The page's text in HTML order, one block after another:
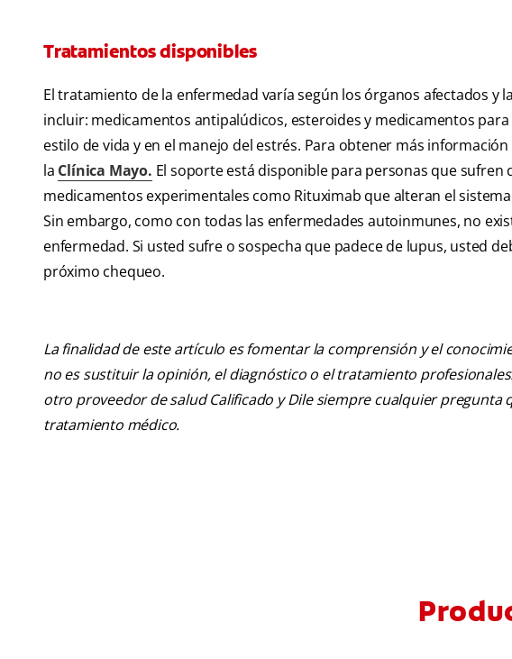
Tratamientos disponibles
El tratamiento de la enfermedad varía según los órganos afectados
incluir: medicamentos antipalúdicos, esteroides y medicamentos
estilo de vida y en el manejo del estrés. Para obtener más
la Clínica Mayo. El soporte está disponible para personas que sufren
medicamentos experimentales como Rituximab que alteran el
Sin embargo, como con todas las enfermedades autoinmunes, no
enfermedad. Si usted sufre o sospecha que padece de lupus, usted
próximo chequeo.
La finalidad de este artículo es fomentar la comprensión y el
no es sustituir la opinión, el diagnóstico o el tratamiento
otro proveedor de salud Calificado y Dile siempre cualquier pregunta
tratamiento médico.